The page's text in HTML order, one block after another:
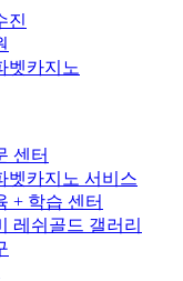
진
벳카지노
센터
벳카지노 서비스
+ 학습 센터
레쉬골드 갤러리